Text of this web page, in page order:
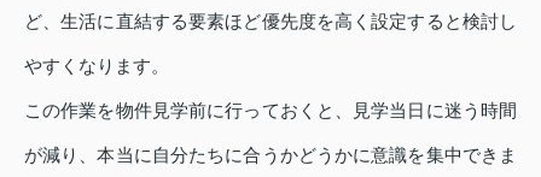
ど、生活に直結する要素ほど優先度を高く設定すると検討し
やすくなります。
この作業を物件見学前に行っておくと、見学当日に迷う時間
が減り、本当に自分たちに合うかどうかに意識を集中できま